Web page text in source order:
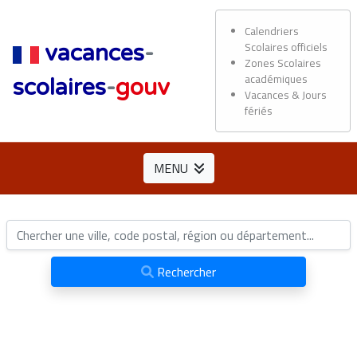
vacances-
scolaires-gouv
Calendriers
Scolaires officiels
Zones Scolaires
académiques
Vacances & Jours
fériés
MENU
Rechercher